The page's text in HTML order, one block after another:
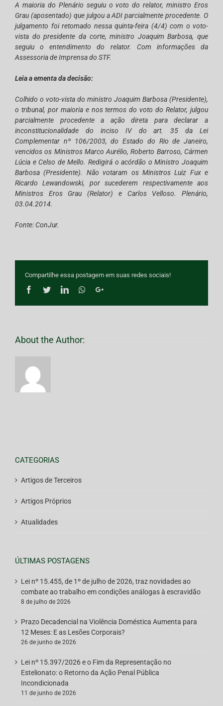
A maioria do Plenário seguiu o voto do relator, ministro Eros
Grau (aposentado) que julgou a ADI parcialmente procedente. O
julgamento foi retomado nessa quinta-feira (4/4) com o voto-
vista do presidente da corte, ministro Joaquim Barbosa, que
seguiu o entendimento do relator. Com informações da
Assessoria de Imprensa do STF.
Leia a ementa da decisão:
Colhido o voto-vista do ministro Joaquim Barbosa (Presidente),
o tribunal, por maioria e nos termos do voto do Relator, julgou
parcialmente procedente a ação direta para declarar a
inconstitucionalidade do inciso IV do art. 35 da Lei
Complementar nº 106/2003, do Estado do Rio de Janeiro,
vencidos os Ministros Marco Aurélio, Roberto Barroso, Cármen
Lúcia e Celso de Mello. Redigirá o acórdão o Ministro Joaquim
Barbosa (Presidente). Não votaram os Ministros Luiz Fux e
Ricardo Lewandowski, por sucederem respectivamente aos
Ministros Eros Grau (Relator) e Carlos Velloso. Plenário,
03.04.2014.
Fonte: ConJur.
Compartilhe essa postagem em suas redes sociais!
Facebook
TwitterLinkedInWhatsappGoogle+
About the Author:
CATEGORIAS
Artigos de Terceiros
Artigos Próprios
Atualidades
ÚLTIMAS POSTAGENS
Lei nº 15.455, de 1º de julho de 2026, traz novidades ao
combate ao trabalho em condições análogas à escravidão
8 de julho de 2026
Prazo Decadencial na Violência Doméstica Aumenta para
12 Meses: E as Lesões Corporais?
26 de junho de 2026
Lei nº 15.397/2026 e o Fim da Representação no
Estelionato: o Retorno da Ação Penal Pública
Incondicionada
11 de junho de 2026